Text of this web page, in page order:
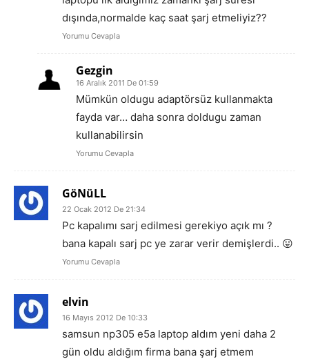
dışında,normalde kaç saat şarj etmeliyiz??
Yorumu Cevapla
Gezgin
16 Aralık 2011 De 01:59
Mümkün oldugu adaptörsüz kullanmakta
fayda var… daha sonra doldugu zaman
kullanabilirsin
Yorumu Cevapla
GöNüLL
22 Ocak 2012 De 21:34
Pc kapalımı sarj edilmesi gerekiyo açık mı ?
bana kapalı sarj pc ye zarar verir demişlerdi.. 😛
Yorumu Cevapla
elvin
16 Mayıs 2012 De 10:33
samsun np305 e5a laptop aldım yeni daha 2
gün oldu aldığım firma bana şarj etmem